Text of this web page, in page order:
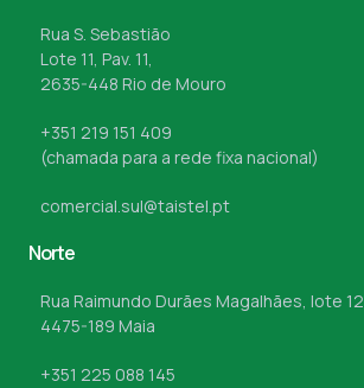
Rua S. Sebastião
Lote 11, Pav. 11,
2635-448 Rio de Mouro
+351 219 151 409
(chamada para a rede fixa nacional)
comercial.sul@taistel.pt
Norte
Rua Raimundo Durães Magalhães, lote 12
4475-189 Maia
+351 225 088 145